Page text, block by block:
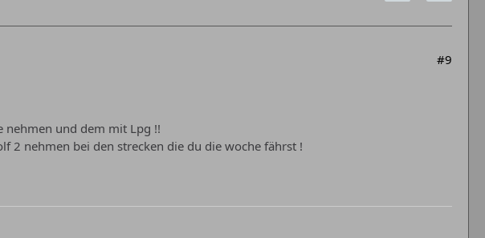
#9
und dem mit Lpg !!
2 nehmen bei den strecken die du die woche fährst !